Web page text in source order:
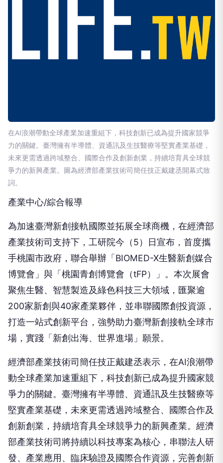
在AI浪潮帶動全球產業加速重組下，科技創新已成為提升國家競爭
力的關鍵。臺灣擁有半導體、資通訊及生技醫療等堅實產業基礎，
未來更需透過跨域整合、國際合作及創新創業，持續培育具全球競
爭力的新興產業。圖為經濟部產業技術司簡任技正戴建丞開幕式致
詞。
產業中心/綜合報導
為加速臺灣新創接軌國際並拓展全球商機，在經濟部
產業技術司支持下，工研院今（5）日宣布，首度攜
手桃園市政府，聯合舉辦「BIOMED-X生醫新創媒合
博覽會」與「桃園青創博覽會（tFP）」。本次展會
聚焦生醫、智慧製造及綠色科技三大領域，匯聚逾
200家新創與40家產業夥伴，並串聯國際創投資源，
打造一站式創新平台，強勢助力臺灣新創接軌全球市
場，實踐「新創出海、世界進場」願景。
經濟部產業技術司簡任技正戴建丞表示，在AI浪潮帶
動全球產業加速重組下，科技創新已成為提升國家競
爭力的關鍵。臺灣擁有半導體、資通訊及生技醫療等
堅實產業基礎，未來更需透過跨域整合、國際合作及
創新創業，持續培育具全球競爭力的新興產業。經濟
部產業技術司將持續以科技專案為核心，串聯法人研
發、產業應用、臨床驗證及國際合作資源，完善創新